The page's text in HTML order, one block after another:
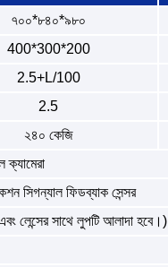
৭০০*৮৪০*৯৮০
400*300*200
2.5+L/100
2.5
২৪০ কেজি
ক্যামেরা
সিগন্যাল ফিডব্যাক সেন্সর
লেন্সের সাথে লুপটি আলাদা হবে।)